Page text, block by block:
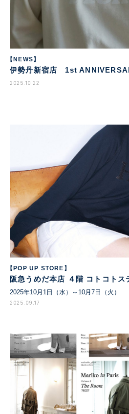
【NEWS】
伊勢丹新宿店 1st
2025.10.22
【POP UP STORE】
阪急うめだ本店 ４階 コトコトス
2025年10月1日（水）～10月7日（火）
2025.09.17